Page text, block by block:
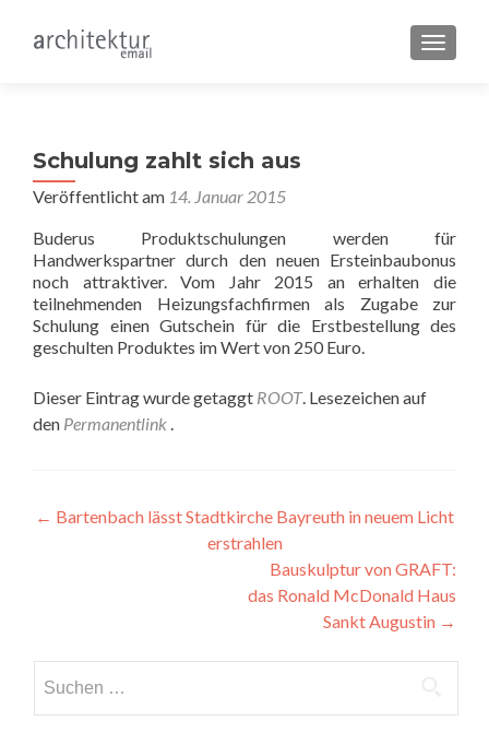
Schulung zahlt sich aus
Veröffentlicht am 14. Januar 2015
Buderus Produktschulungen werden für
Handwerkspartner durch den neuen Ersteinbaubonus
noch attraktiver. Vom Jahr 2015 an erhalten die
teilnehmenden Heizungsfachfirmen als Zugabe zur
Schulung einen Gutschein für die Erstbestellung des
geschulten Produktes im Wert von 250 Euro.
Dieser Eintrag wurde getaggt ROOT. Lesezeichen auf
den Permanentlink .
Beitragsnavigation
← Bartenbach lässt Stadtkirche Bayreuth in neuem Licht
erstrahlen
Bauskulptur von GRAFT:
das Ronald McDonald Haus
Sankt Augustin →
nach: